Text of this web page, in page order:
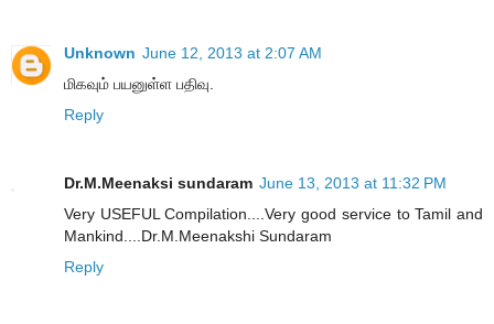
Unknown June 12, 2013 at 2:07 AM
மிகவும் பயனுள்ள பதிவு.
Reply
Dr.M.Meenaksi sundaram June 13, 2013 at 11:32 PM
Very USEFUL Compilation....Very good service to Tamil and
Mankind....Dr.M.Meenakshi Sundaram
Reply